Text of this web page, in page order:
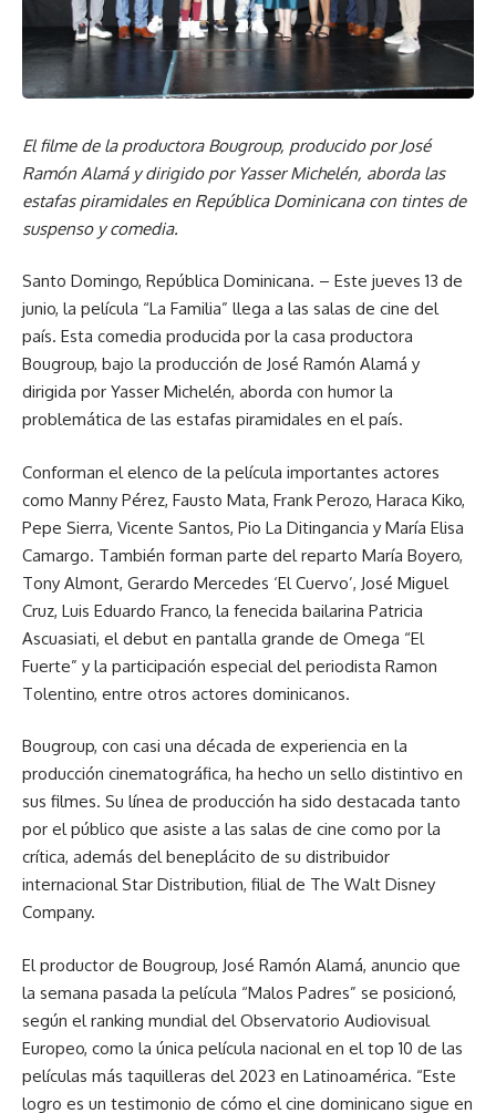
El filme de la productora Bougroup, producido por José
Ramón Alamá y dirigido por Yasser Michelén, aborda las
estafas piramidales en República Dominicana con tintes de
suspenso y comedia.
Santo Domingo, República Dominicana. – Este jueves 13 de
junio, la película “La Familia” llega a las salas de cine del
país. Esta comedia producida por la casa productora
Bougroup, bajo la producción de José Ramón Alamá y
dirigida por Yasser Michelén, aborda con humor la
problemática de las estafas piramidales en el país.
Conforman el elenco de la película importantes actores
como Manny Pérez, Fausto Mata, Frank Perozo, Haraca Kiko,
Pepe Sierra, Vicente Santos, Pio La Ditingancia y María Elisa
Camargo. También forman parte del reparto María Boyero,
Tony Almont, Gerardo Mercedes ‘El Cuervo’, José Miguel
Cruz, Luis Eduardo Franco, la fenecida bailarina Patricia
Ascuasiati, el debut en pantalla grande de Omega “El
Fuerte” y la participación especial del periodista Ramon
Tolentino, entre otros actores dominicanos.
Bougroup, con casi una década de experiencia en la
producción cinematográfica, ha hecho un sello distintivo en
sus filmes. Su línea de producción ha sido destacada tanto
por el público que asiste a las salas de cine como por la
crítica, además del beneplácito de su distribuidor
internacional Star Distribution, filial de The Walt Disney
Company.
El productor de Bougroup, José Ramón Alamá, anuncio que
la semana pasada la película “Malos Padres” se posicionó,
según el ranking mundial del Observatorio Audiovisual
Europeo, como la única película nacional en el top 10 de las
películas más taquilleras del 2023 en Latinoamérica. “Este
logro es un testimonio de cómo el cine dominicano sigue en